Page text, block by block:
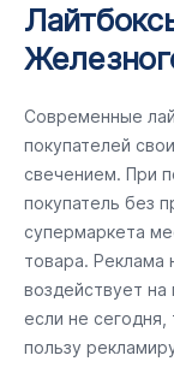
Современные
покупателей
свечением. При
покупатель без
супермаркета
товара. Реклама
воздействует на
если не
пользу